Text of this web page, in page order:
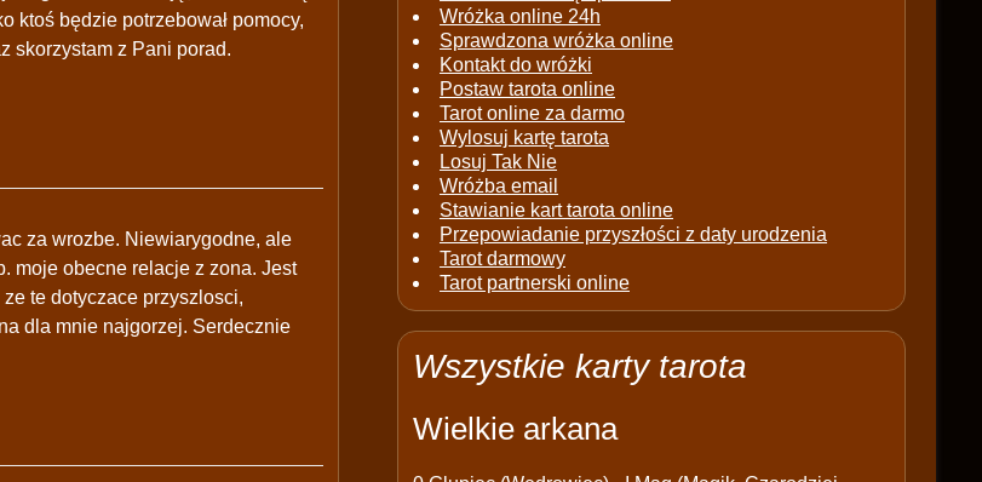
ktoś będzie potrzebował pomocy,
skorzystam z Pani porad.
za wrozbe. Niewiarygodne, ale
moje obecne relacje z zona. Jest
te dotyczace przyszlosci,
dla mnie najgorzej. Serdecznie
Wróżka online 24h
Sprawdzona wróżka online
Kontakt do wróżki
Postaw tarota online
Tarot online za darmo
Wylosuj kartę tarota
Losuj Tak Nie
Wróżba email
Stawianie kart tarota online
Przepowiadanie przyszłości z daty urodzenia
Tarot darmowy
Tarot partnerski online
Wszystkie karty tarota
Wielkie arkana